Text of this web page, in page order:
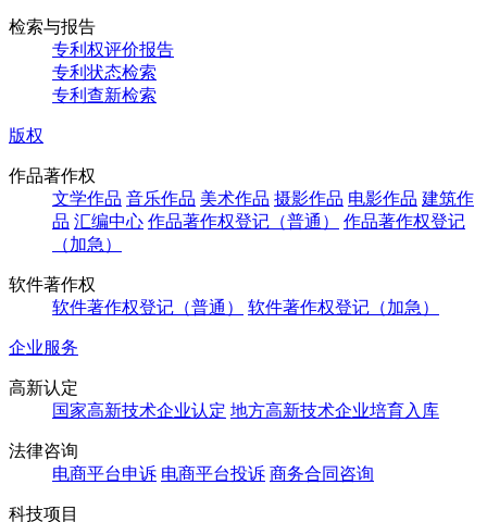
检索与报告
专利权评价报告
专利状态检索
专利查新检索
版权
作品著作权
文学作品 音乐作品 美术作品 摄影作品 电影作品 建筑作
品 汇编中心 作品著作权登记（普通）
作品著作权登记
（加急）
软件著作权
软件著作权登记（普通）
软件著作权登记（加急）
企业服务
高新认定
国家高新技术企业认定 地方高新技术企业培育入库
法律咨询
电商平台申诉 电商平台投诉 商务合同咨询
科技项目